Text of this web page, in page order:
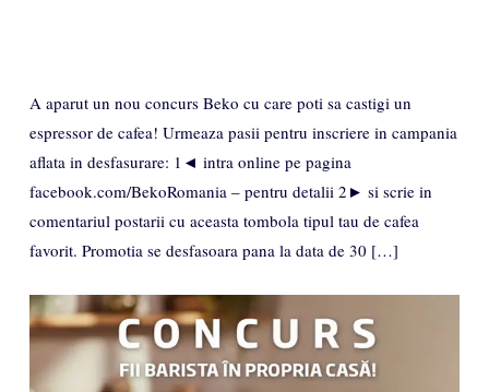
A aparut un nou concurs Beko cu care poti sa castigi un
espressor de cafea! Urmeaza pasii pentru inscriere in campania
aflata in desfasurare: 1◄ intra online pe pagina
facebook.com/BekoRomania – pentru detalii 2► si scrie in
comentariul postarii cu aceasta tombola tipul tau de cafea
favorit. Promotia se desfasoara pana la data de 30 […]